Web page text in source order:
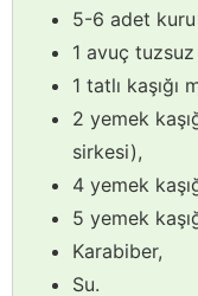
5-6 adet kuru
1 avuç tuzsuz
1 tatlı kaşığı
2 yemek
sirkesi),
4 yemek
5 yemek
Karabiber,
Su.